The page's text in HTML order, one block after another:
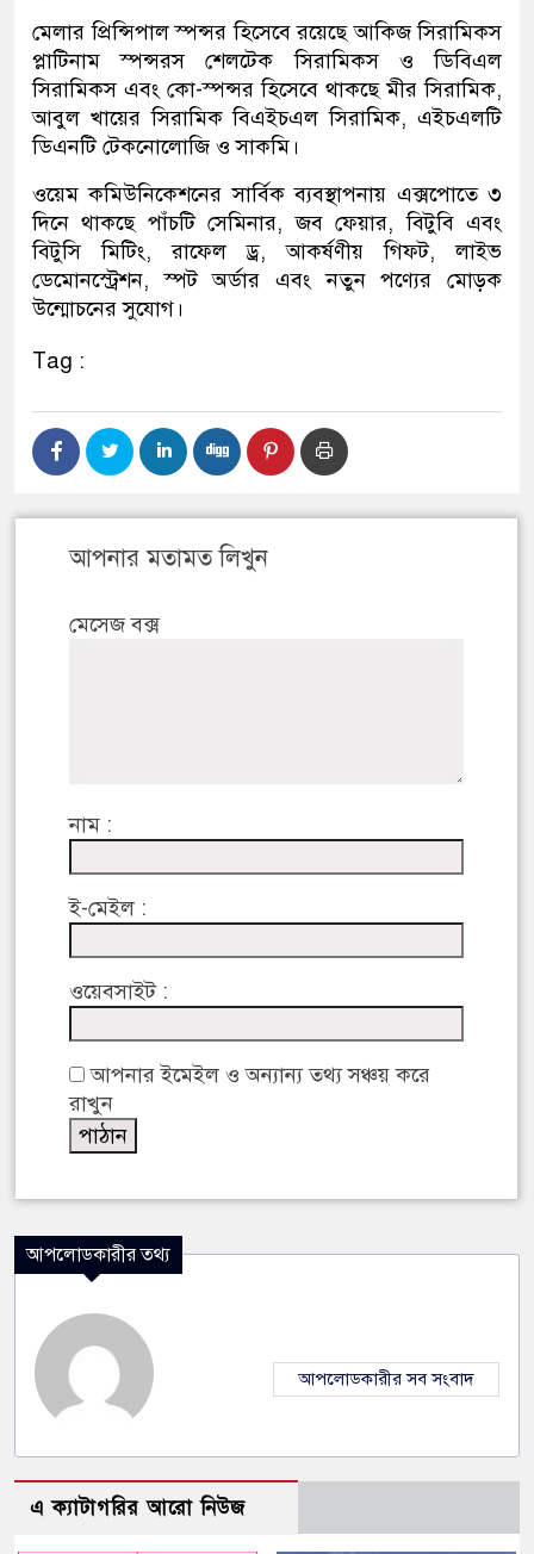
মেলার প্রিন্সিপাল স্পন্সর হিসেবে রয়েছে আকিজ সিরামিকস
প্লাটিনাম স্পন্সরস শেলটেক সিরামিকস ও ডিবিএল
সিরামিকস এবং কো-স্পন্সর হিসেবে থাকছে মীর সিরামিক,
আবুল খায়ের সিরামিক বিএইচএল সিরামিক, এইচএলটি
ডিএনটি টেকনোলোজি ও সাকমি।
ওয়েম কমিউনিকেশনের সার্বিক ব্যবস্থাপনায় এক্সপোতে ৩
দিনে থাকছে পাঁচটি সেমিনার, জব ফেয়ার, বিটুবি এবং
বিটুসি মিটিং, রাফেল ড্র, আকর্ষণীয় গিফট, লাইভ
ডেমোনস্ট্রেশন, স্পট অর্ডার এবং নতুন পণ্যের মোড়ক
উন্মোচনের সুযোগ।
Tag :
আপনার মতামত লিখুন
মেসেজ বক্স
নাম :
ই-মেইল :
ওয়েবসাইট :
আপনার ইমেইল ও অন্যান্য তথ্য সঞ্চয় করে
রাখুন
আপলোডকারীর তথ্য
আপলোডকারীর সব সংবাদ
এ ক্যাটাগরির আরো নিউজ